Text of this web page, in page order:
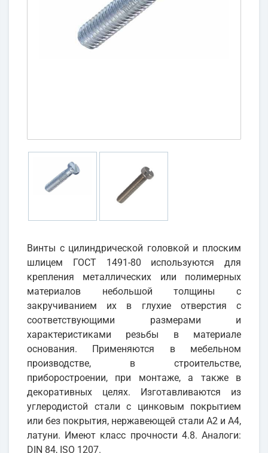
Винты с цилиндрической головкой и плоским
шлицем ГОСТ 1491-80 используются для
крепления металлических или полимерных
материалов небольшой толщины с
закручиванием их в глухие отверстия с
соответствующими размерами и
характеристиками резьбы в материале
основания. Применяются в мебельном
производстве, в строительстве,
приборостроении, при монтаже, а также в
декоративных целях. Изготавливаются из
углеродистой стали с цинковым покрытием
или без покрытия, нержавеющей стали А2 и А4,
латуни. Имеют класс прочности 4.8. Аналоги:
DIN 84, ISO 1207.